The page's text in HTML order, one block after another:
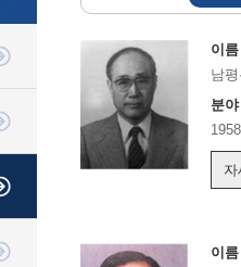
이름
남
분야
이름